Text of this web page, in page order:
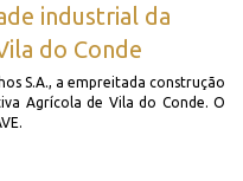
industrial da
do Conde
S.A., a empreitada construção
Agrícola de Vila do Conde. O